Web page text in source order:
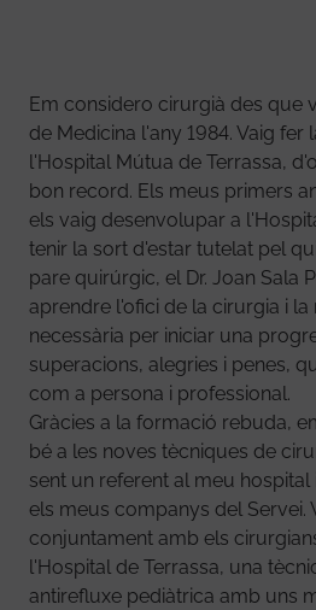
Em considero cirurgià des que
de Medicina l'any 1984. Vaig fer
l'Hospital Mútua de Terrassa,
bon record. Els meus primers
els vaig desenvolupar a
tenir la sort d'estar tutelat pel
pare quirúrgic, el Dr. Joan Sala
aprendre l'ofici de la cirurgia i
necessària per iniciar una
superacions, alegries i penes,
com a persona i professional.
Gràcies a la formació rebuda,
bé a les noves tècniques de
sent un referent al meu
els meus companys del Servei.
conjuntament amb els
l'Hospital de Terrassa, una
antirefluxe pediàtrica amb uns